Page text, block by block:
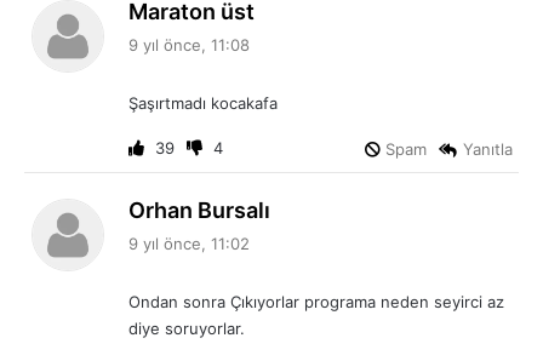
Maraton üst
:
9 yıl önce, 11:08
Şaşırtmadı kocakafa
39 4 Yanıtla
Spam
Orhan Bursalı
9 yıl önce, 11:02
Ondan sonra Çıkıyorlar programa neden seyirci az
diye soruyorlar.